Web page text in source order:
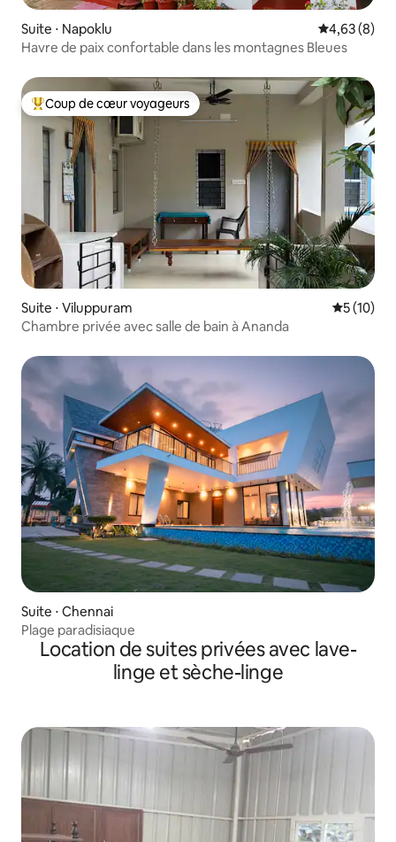
Suite ⋅ Napoklu Évaluation
4,63 (8)
Havre de paix confortable dans les montagnes Bleues
Coups de cœur voyageurs les plus appréciés
Coup de cœur voyageurs
Suite ⋅ Viluppuram
5 (10)
Chambre privée avec salle de bain à Ananda
Suite ⋅ Chennai
Plage paradisiaque
Location de suites privées avec lave-
linge et sèche-linge